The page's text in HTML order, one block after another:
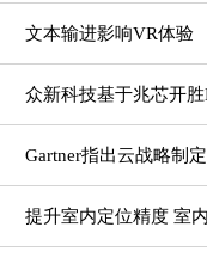
文本输进影响VR体验
众新科技基于兆芯开
2U双路服务器
Gartner指出云战略制
提升室内定位精度 室